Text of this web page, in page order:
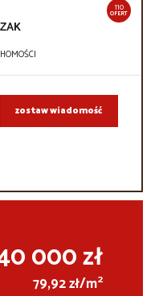
110
OFERT
zostaw wiadomość
000 zł
79,92 zł/m2